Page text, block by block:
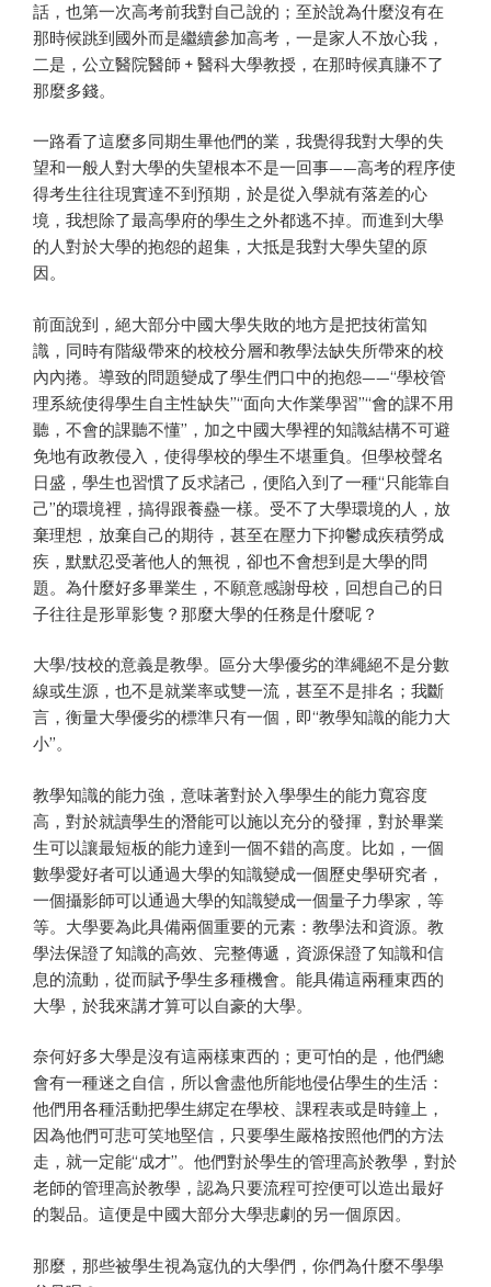
話，也第一次高考前我對自己說的；至於說為什麼沒有在
那時候跳到國外而是繼續參加高考，一是家人不放心我，
二是，公立醫院醫師 + 醫科大學教授，在那時候真賺不了
那麼多錢。
一路看了這麼多同期生畢他們的業，我覺得我對大學的失
望和一般人對大學的失望根本不是一回事——高考的程序使
得考生往往現實達不到預期，於是從入學就有落差的心
境，我想除了最高學府的學生之外都逃不掉。而進到大學
的人對於大學的抱怨的超集，大抵是我對大學失望的原
因。
前面說到，絕大部分中國大學失敗的地方是把技術當知
識，同時有階級帶來的校校分層和教學法缺失所帶來的校
內內捲。導致的問題變成了學生們口中的抱怨——“學校管
理系統使得學生自主性缺失”“面向大作業學習”“會的課不用
聽，不會的課聽不懂”，加之中國大學裡的知識結構不可避
免地有政教侵入，使得學校的學生不堪重負。但學校聲名
日盛，學生也習慣了反求諸己，便陷入到了一種“只能靠自
己”的環境裡，搞得跟養蠱一樣。受不了大學環境的人，放
棄理想，放棄自己的期待，甚至在壓力下抑鬱成疾積勞成
疾，默默忍受著他人的無視，卻也不會想到是大學的問
題。為什麼好多畢業生，不願意感謝母校，回想自己的日
子往往是形單影隻？那麼大學的任務是什麼呢？
大學/技校的意義是教學。區分大學優劣的準繩絕不是分數
線或生源，也不是就業率或雙一流，甚至不是排名；我斷
言，衡量大學優劣的標準只有一個，即“教學知識的能力大
小”。
教學知識的能力強，意味著對於入學學生的能力寬容度
高，對於就讀學生的潛能可以施以充分的發揮，對於畢業
生可以讓最短板的能力達到一個不錯的高度。比如，一個
數學愛好者可以通過大學的知識變成一個歷史學研究者，
一個攝影師可以通過大學的知識變成一個量子力學家，等
等。大學要為此具備兩個重要的元素：教學法和資源。教
學法保證了知識的高效、完整傳遞，資源保證了知識和信
息的流動，從而賦予學生多種機會。能具備這兩種東西的
大學，於我來講才算可以自豪的大學。
奈何好多大學是沒有這兩樣東西的；更可怕的是，他們總
會有一種迷之自信，所以會盡他所能地侵佔學生的生活：
他們用各種活動把學生綁定在學校、課程表或是時鐘上，
因為他們可悲可笑地堅信，只要學生嚴格按照他們的方法
走，就一定能“成才”。他們對於學生的管理高於教學，對於
老師的管理高於教學，認為只要流程可控便可以造出最好
的製品。這便是中國大部分大學悲劇的另一個原因。
那麼，那些被學生視為寇仇的大學們，你們為什麼不學學